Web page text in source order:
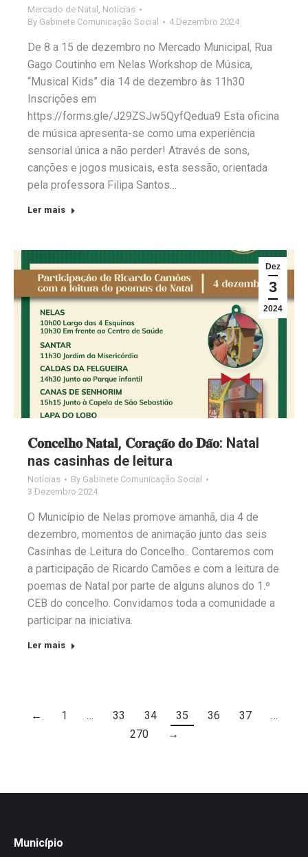
Mercado de Natal
Notícias
By Gabinete Comunicação Social 4 Dezembro 2024
De 8 a 15 de dezembro no Mercado Municipal, Rua
Gago Coutinho em Nelas Workshop de Música,
“Musical Kids” dia 14 de dezembro às 11h30
Inscrições em
https://forms.gle/J29ZSJw5QyfQedua9 Esta oficina
de música apresenta-se como uma experiência
sensorial única a não perder! Através de sons,
canções e jogos musicais, esta sessão, orientada
pela professora Filipa Santos…
Ler mais
Dez
3
2024
𝐂𝐨𝐧𝐜𝐞𝐥𝐡𝐨 𝐍𝐚𝐭𝐚𝐥, 𝐂𝐨𝐫𝐚𝐜̧𝐚̃𝐨 𝐝𝐨 𝐃𝐚̃𝐨: Natal
nas casinhas de leitura
Notícias By Gabinete Comunicação Social
3 Dezembro 2024
O Município de Nelas promove amanhã, dia 4 de
dezembro, momentos de animação junto das seis
Casinhas de Leitura do Concelho.. Contaremos com
a participação de Ricardo Camões e com a leitura de
poemas de Natal por parte de alguns alunos do 1.º
CEB do concelho. Convidamos toda a comunidade a
participar na iniciativa.
Ler mais
← 1 … 33 34 35 36 37
…
270
→
Município